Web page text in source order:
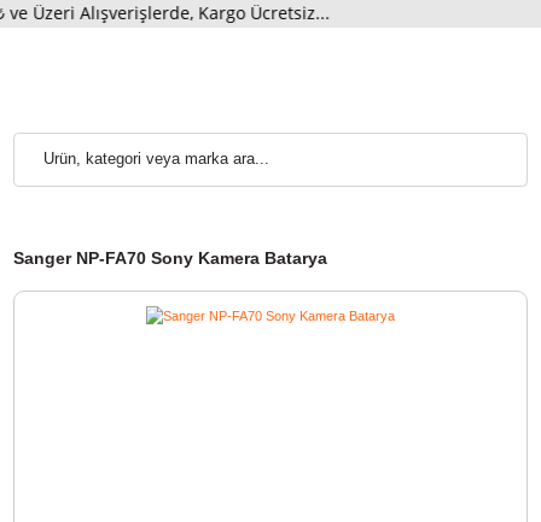
Sanger NP-FA70 Sony Kamera Batarya
Alışverişlerde, Kargo Ücretsiz...